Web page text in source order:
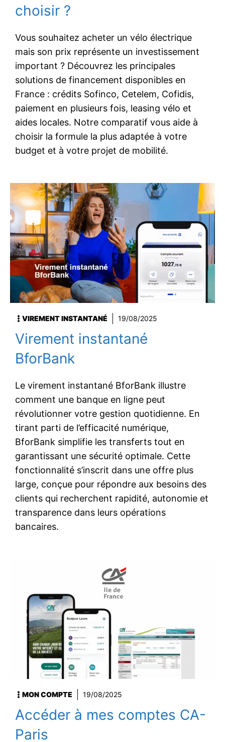
choisir ?
Vous souhaitez acheter un vélo électrique
mais son prix représente un investissement
important ? Découvrez les principales
solutions de financement disponibles en
France : crédits Sofinco, Cetelem, Cofidis,
paiement en plusieurs fois, leasing vélo et
aides locales. Notre comparatif vous aide à
choisir la formule la plus adaptée à votre
budget et à votre projet de mobilité.
VIREMENT INSTANTANÉ 19/08/2025
Virement instantané
BforBank
Le virement instantané BforBank illustre
comment une banque en ligne peut
révolutionner votre gestion quotidienne. En
tirant parti de l’efficacité numérique,
BforBank simplifie les transferts tout en
garantissant une sécurité optimale. Cette
fonctionnalité s’inscrit dans une offre plus
large, conçue pour répondre aux besoins des
clients qui recherchent rapidité, autonomie et
transparence dans leurs opérations
bancaires.
MON COMPTE 19/08/2025
Accéder à mes comptes CA-
Paris